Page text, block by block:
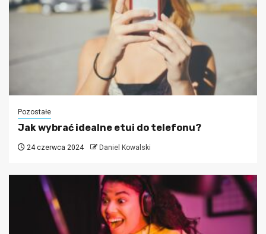
Pozostałe
Jak wybrać idealne etui do telefonu?
24 czerwca 2024 Daniel Kowalski